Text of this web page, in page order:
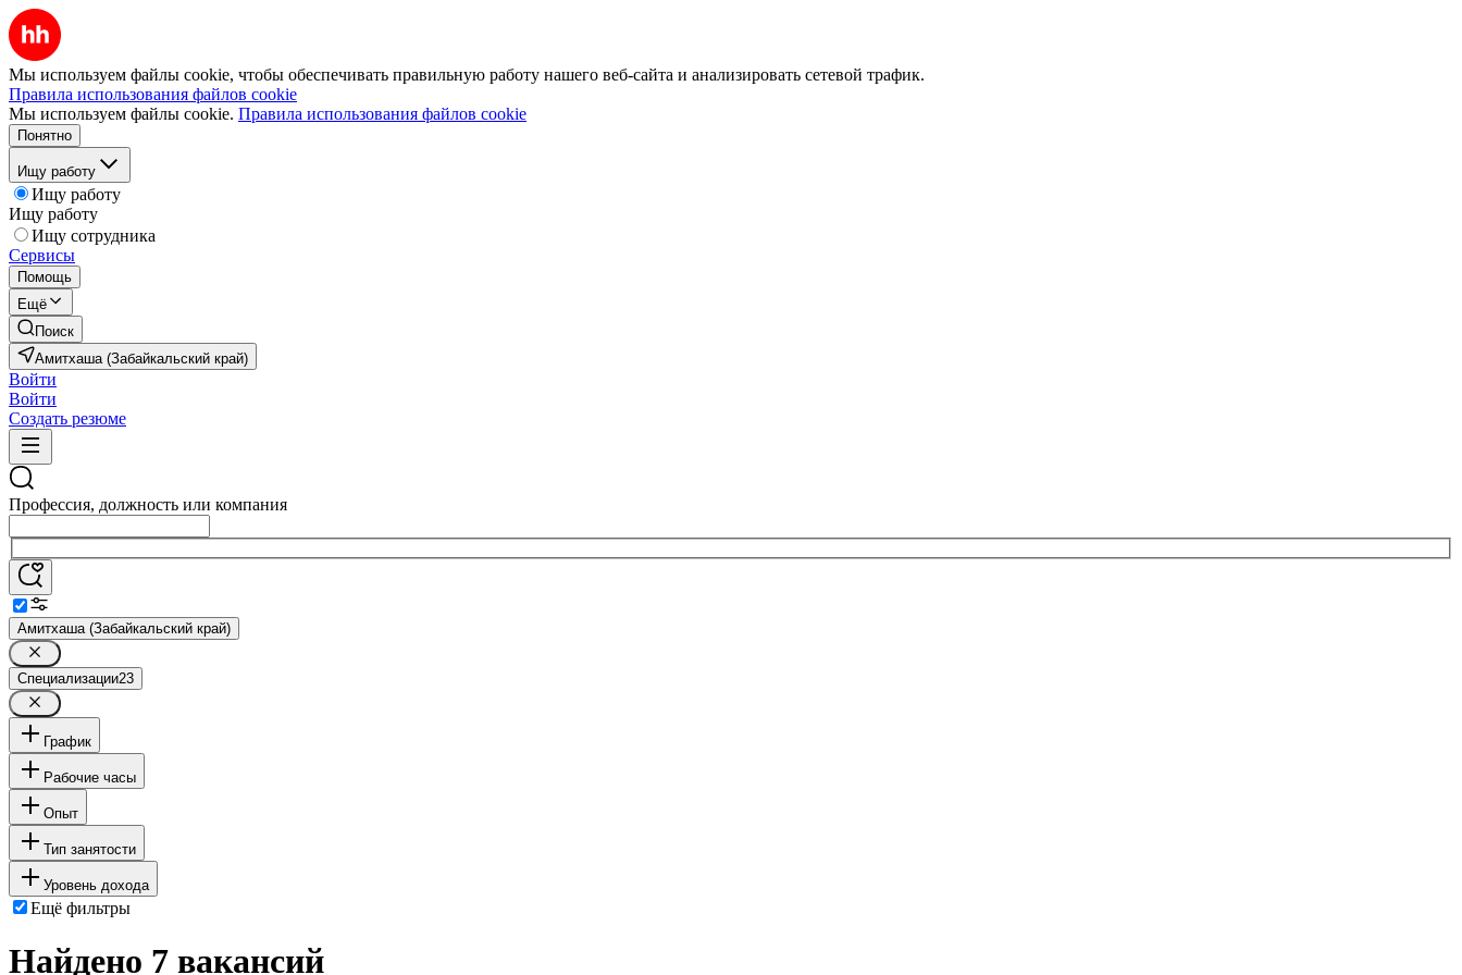
Мы используем файлы cookie, чтобы обеспечивать правильную работу нашего веб-сайта и анализировать сетевой трафик.
Правила использования файлов cookie
Мы используем файлы cookie. Правила использования файлов cookie
Понятно
Ищу работу
Ищу работу
Ищу работу
Ищу сотрудника
Сервисы
Помощь
Ещё
Поиск
Амитхаша (Забайкальский край)
Войти
Войти
Создать резюме
Профессия, должность или компания
Амитхаша (Забайкальский край)
Специализации23
График
Рабочие часы
Опыт
Тип занятости
Уровень дохода
Ещё фильтры
Найдено 7 вакансий